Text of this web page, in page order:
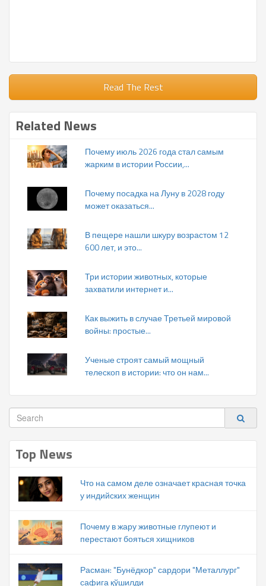
Read The Rest
Related News
Почему июль 2026 года стал самым
жарким в истории России,...
Почему посадка на Луну в 2028 году
может оказаться...
В пещере нашли шкуру возрастом 12
600 лет, и это...
Три истории животных, которые
захватили интернет и...
Как выжить в случае Третьей мировой
войны: простые...
Ученые строят самый мощный
телескоп в истории: что он нам...
Top News
Что на самом деле означает красная точка
у индийских женщин
Почему в жару животные глупеют и
перестают бояться хищников
Расман: "Бунёдкор" сардори "Металлург"
сафига қўшилди